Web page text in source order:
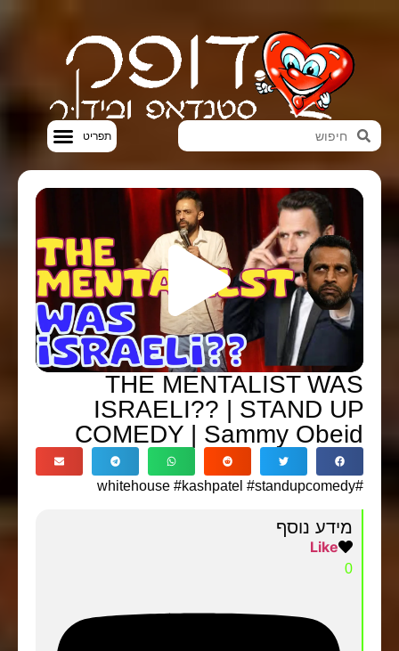
THE MENTALIST WAS
ISRAELI?? | STAND UP
COMEDY | Sammy Obeid
#whitehouse #kashpatel #standupcomedy
מידע נוסף
Like
0